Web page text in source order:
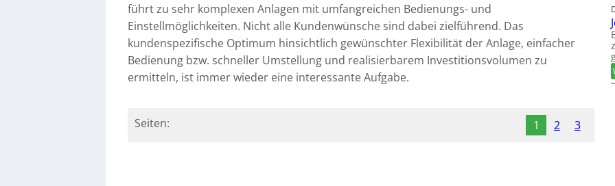
führt zu sehr komplexen Anlagen mit umfangreichen Bedienungs- und
Einstellmöglichkeiten. Nicht alle Kundenwünsche sind dabei zielführend. Das
kundenspezifische Optimum hinsichtlich gewünschter Flexibilität der Anlage, einfacher
Bedienung bzw. schneller Umstellung und realisierbarem Investitionsvolumen zu
ermitteln, ist immer wieder eine interessante Aufgabe.
Seiten: 1 2 3